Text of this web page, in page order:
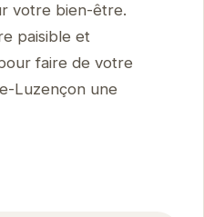
votre bien-être.
paisible et
faire de votre
Luzençon une